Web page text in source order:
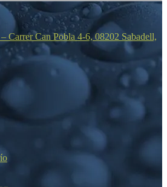
Carrer Can Pobla 4-6, 08202 Sabadell,